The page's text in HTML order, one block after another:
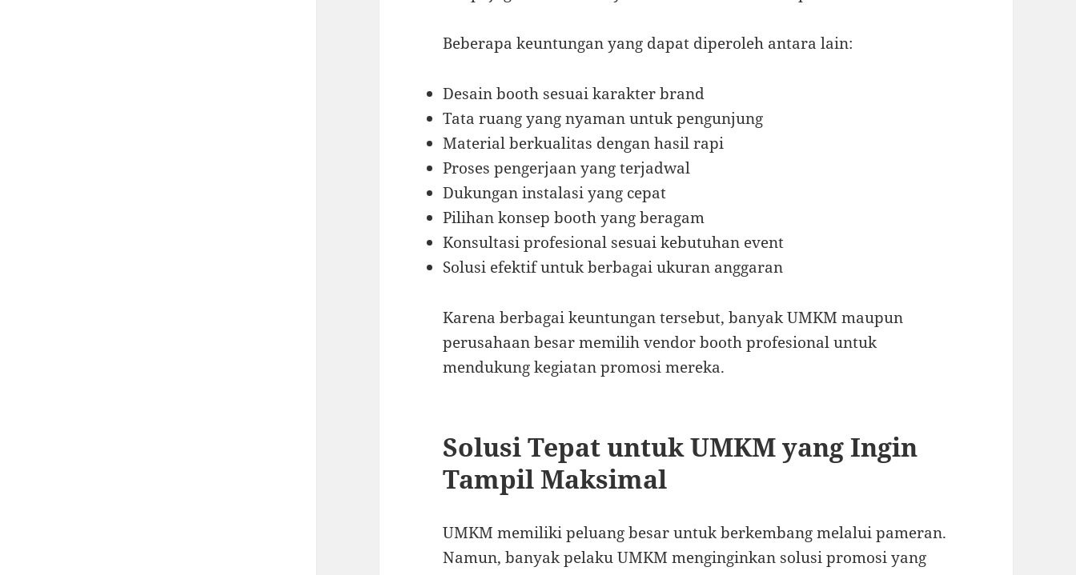
Beberapa keuntungan yang dapat diperoleh antara lain:
Desain booth sesuai karakter brand
Tata ruang yang nyaman untuk pengunjung
Material berkualitas dengan hasil rapi
Proses pengerjaan yang terjadwal
Dukungan instalasi yang cepat
Pilihan konsep booth yang beragam
Konsultasi profesional sesuai kebutuhan event
Solusi efektif untuk berbagai ukuran anggaran
Karena berbagai keuntungan tersebut, banyak UMKM maupun
perusahaan besar memilih vendor booth profesional untuk
mendukung kegiatan promosi mereka.
Solusi Tepat untuk UMKM yang Ingin
Tampil Maksimal
UMKM memiliki peluang besar untuk berkembang melalui pameran.
Namun, banyak pelaku UMKM menginginkan solusi promosi yang